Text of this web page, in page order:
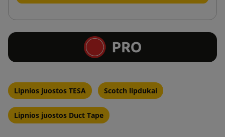
Lipnios juostos TESA Scotch lipdukai
Lipnios juostos Duct Tape